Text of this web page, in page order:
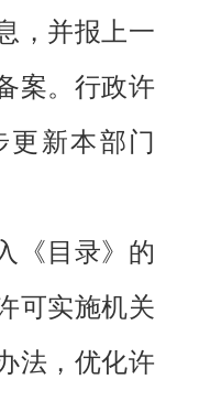
，并报上一
案。行政许
更新本部门
目录》的
可实施机关
法，优化许